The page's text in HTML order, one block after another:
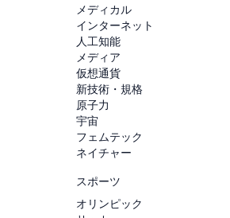
メディカル
インターネット
人工知能
メディア
仮想通貨
新技術・規格
原子力
宇宙
フェムテック
ネイチャー
スポーツ
オリンピック